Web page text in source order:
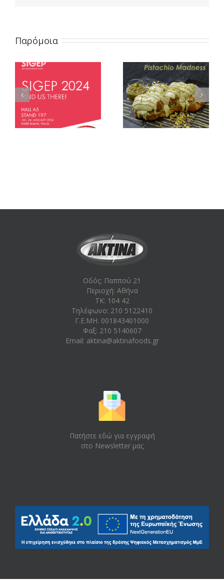
Παρόμοια
ΣΥΝΤΑΓΗ ΤΟΥ ΜΗΝΑ –
ΣΥΝΤΑΓΗ Τσουρέκι
Babka
Οδός: Παππού 21
Περιοχή: Aθήνα
ΤΚ: 104 42
Τηλέφωνο: 210 5122410
Γ.Ε.ΜΗ. 001843401000
Φαξ: 210 5140607
Email: aktina@aktinafoods.gr
Πατήστε εδώ για εγγραφή
στο Newsletter μας